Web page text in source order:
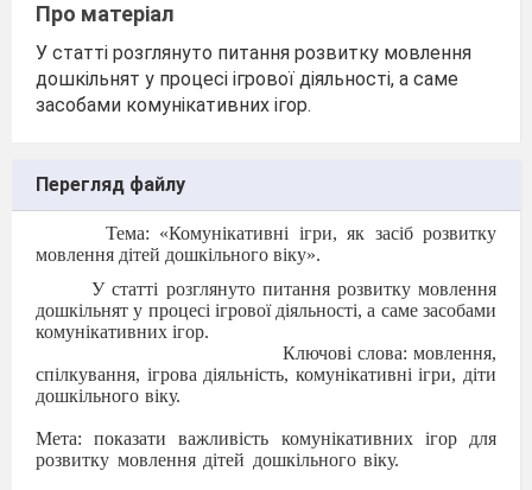
Про матеріал
У статті розглянуто питання розвитку мовлення
дошкільнят у процесі ігрової діяльності, а саме
засобами комунікативних ігор.
Перегляд файлу
Тема: «Комунікативні ігри, як засіб розвитку
мовлення дітей дошкільного віку».
У статті розглянуто питання розвитку мовлення
дошкільнят у процесі ігрової діяльності, а саме засобами
комунікативних ігор.
Ключові слова: мовлення,
спілкування, ігрова діяльність, комунікативні ігри, діти
дошкільного віку.
Мета: показати важливість комунікативних ігор для
розвитку мовлення дітей дошкільного віку.